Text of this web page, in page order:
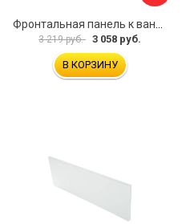
3 219 руб. 3 058 руб.
В КОРЗИНУ